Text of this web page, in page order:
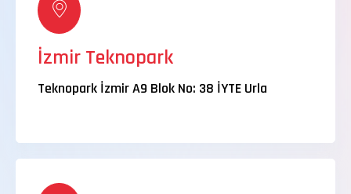
İzmir Teknopark
Teknopark İzmir A9 Blok No: 38 İYTE Urla